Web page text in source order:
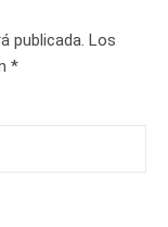
publicada. Los
*